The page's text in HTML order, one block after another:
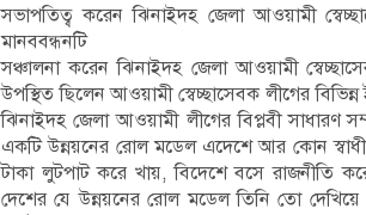
সভাপতিত্ব করেন ঝিনাইদহ জেলা আওয়ামী
মানববন্ধনটি
সঞ্চালনা করেন ঝিনাইদহ জেলা আওয়ামী
উপস্থিত ছিলেন আওয়ামী স্বেচ্ছাসেবক লীগের
ঝিনাইদহ জেলা আওয়ামী লীগের বিপ্লবী সাধারণ
একটি উন্নয়নের রোল মডেল এদেশে আর কোন
টাকা লুটপাট করে খায়, বিদেশে বসে রাজনীতি
দেশের যে উন্নয়নের রোল মডেল তিনি তো